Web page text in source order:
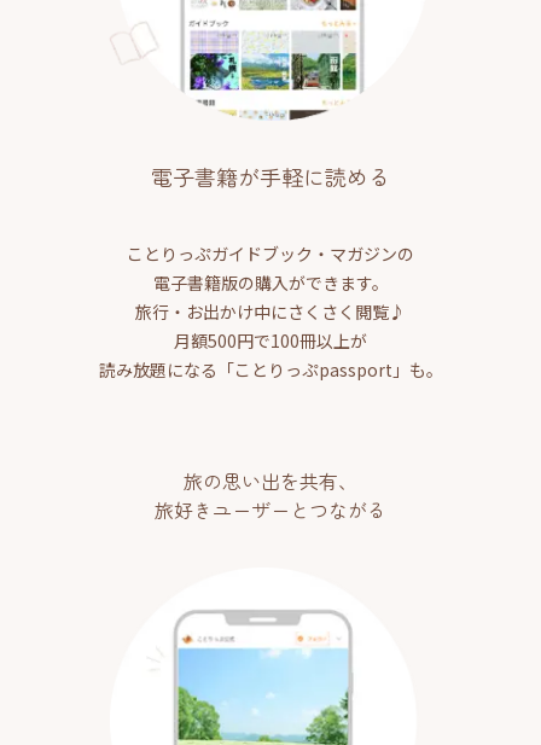
電子書籍が手軽に読める
ことりっぷガイドブック・マガジンの
電子書籍版の購入ができます。
旅行・お出かけ中にさくさく閲覧♪
月額500円で100冊以上が
読み放題になる「ことりっぷpassport」も。
旅の思い出を共有、
旅好きユーザーとつながる